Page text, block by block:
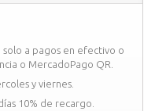
a pagos en efectivo o
o MercadoPago QR.
y viernes.
10% de recargo.